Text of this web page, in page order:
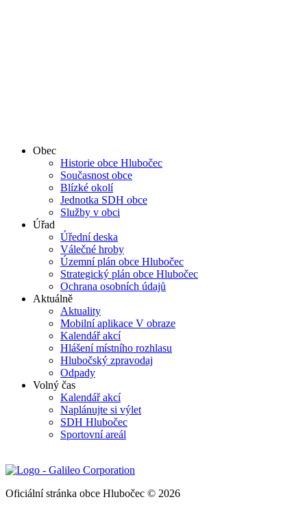
Obec
Historie obce Hlubočec
Současnost obce
Blízké okolí
Jednotka SDH obce
Služby v obci
Úřad
Úřední deska
Válečné hroby
Územní plán obce Hlubočec
Strategický plán obce Hlubočec
Ochrana osobních údajů
Aktuálně
Aktuality
Mobilní aplikace V obraze
Kalendář akcí
Hlášení místního rozhlasu
Hlubočský zpravodaj
Odpady
Volný čas
Kalendář akcí
Naplánujte si výlet
SDH Hlubočec
Sportovní areál
Oficiální stránka obce Hlubočec © 2026